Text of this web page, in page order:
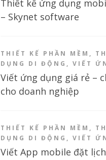
Thiết kế ứng dụng
– Skynet software
THIẾT KẾ PHẦN MỀM ,
DỤNG DI ĐỘNG , VIẾT
Viết ứng dụng giá rẻ –
cho doanh nghiệp
THIẾT KẾ PHẦN MỀM ,
DỤNG DI ĐỘNG , VIẾT
Viết App mobile đặt